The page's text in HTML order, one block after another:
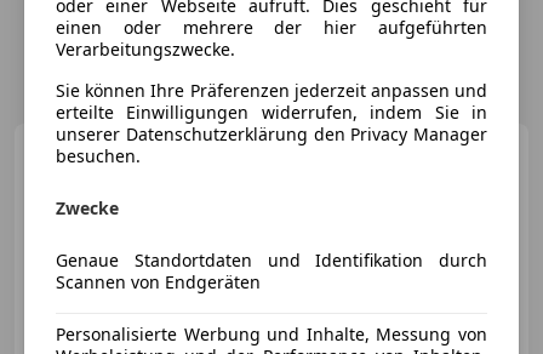
Porsche 911
oder einer Webseite aufruft. Dies geschieht für
einen oder mehrere der hier aufgeführten
Verarbeitungszwecke.
Sie können Ihre Präferenzen jederzeit anpassen und
erteilte Einwilligungen widerrufen, indem Sie in
unserer Datenschutzerklärung den Privacy Manager
besuchen.
Zwecke
Genaue Standortdaten und Identifikation durch
Scannen von Endgeräten
Personalisierte Werbung und Inhalte, Messung von